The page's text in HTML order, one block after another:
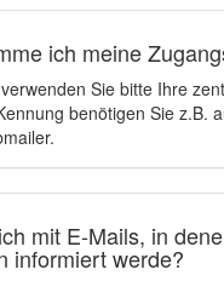
ich meine
Sie bitte Ihre
benötigen Sie z.B.
mit E-Mails, in
informiert werde?